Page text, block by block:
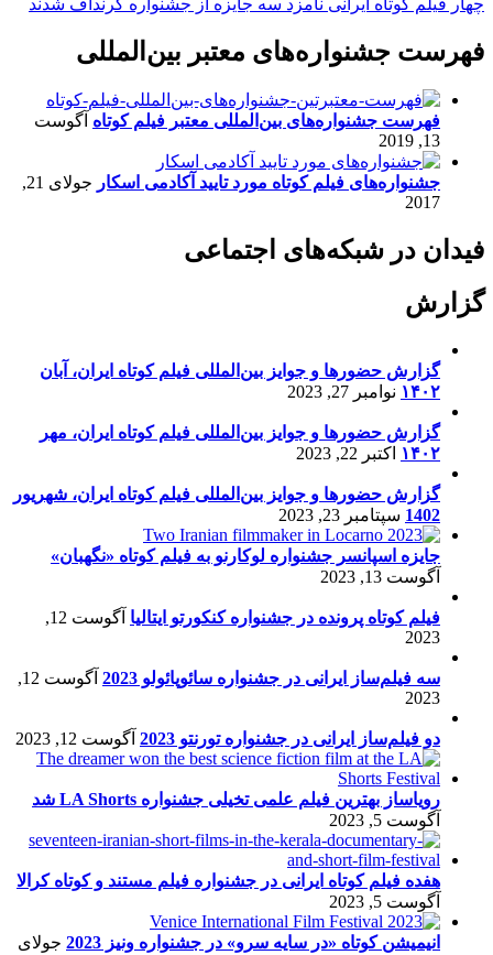
چهار فیلم کوتاه ایرانی نامزد سه جایزه از جشنواره گرنداف شدند
فهرست جشنواره‌های معتبر بین‌المللی
فهرست جشنواره‌های بین‌المللی معتبر فیلم کوتاه آگوست
13, 2019
جشنواره‌های فیلم کوتاه مورد تایید آکادمی اسکار
جولای 21,
2017
فیدان در شبکه‌های اجتماعی
گزارش
گزارش حضورها و جوایز بین‌المللی فیلم کوتاه ایران، آبان
۱۴۰۲ نوامبر 27, 2023
گزارش حضورها و جوایز بین‌المللی فیلم کوتاه ایران، مهر
۱۴۰۲ اکتبر 22, 2023
گزارش حضورها و جوایز بین‌المللی فیلم کوتاه ایران، شهریور
1402 سپتامبر 23, 2023
جایزه اسپانسر جشنواره لوکارنو به فیلم کوتاه «نگهبان»
آگوست 13, 2023
فیلم کوتاه پرونده در جشنواره کنکورتو ایتالیا
آگوست 12,
2023
سه فیلم‌ساز ایرانی در جشنواره سائوپائولو 2023
آگوست 12,
2023
دو فیلم‌ساز ایرانی در جشنواره تورنتو 2023 آگوست 12, 2023
رویاساز بهترین فیلم علمی تخیلی جشنواره LA Shorts شد
آگوست 5, 2023
هفده فیلم کوتاه ایرانی در جشنواره فیلم مستند و کوتاه کرالا
آگوست 5, 2023
انیمیشن کوتاه «در سایه سرو» در جشنواره ونیز 2023
جولای